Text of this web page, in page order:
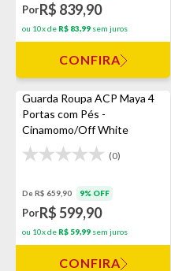
PorR$ 839,90
ou 10x de R$ 83,99 sem juros
CONFIRA
Guarda Roupa ACP Maya 4
Portas com Pés -
Cinamomo/Off White
(0)
De R$ 659,90 9% OFF
PorR$ 599,90
ou 10x de R$ 59,99 sem juros
CONFIRA